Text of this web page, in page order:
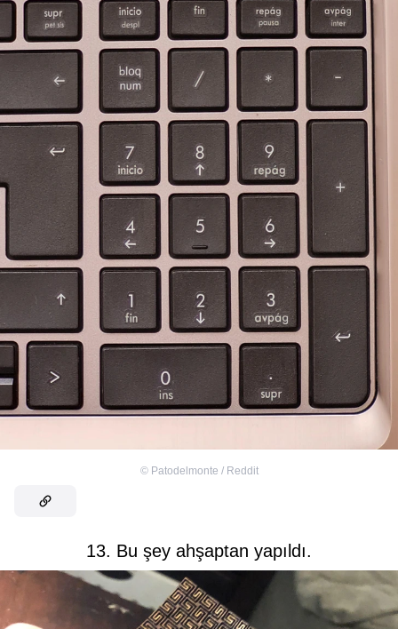
© Patodelmonte / Reddit
13. Bu şey ahşaptan yapıldı.